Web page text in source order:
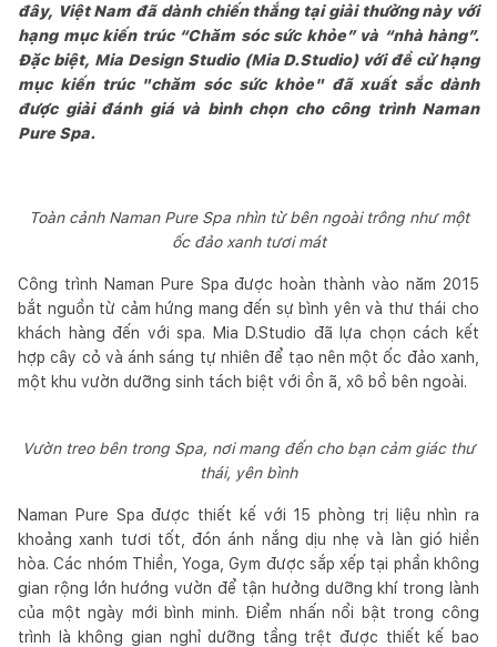
đây, Việt Nam đã dành chiến thắng tại giải thưởng này với
hạng mục kiến trúc “Chăm sóc sức khỏe” và “nhà hàng”.
Đặc biệt, Mia Design Studio (Mia D.Studio) với đề cử hạng
mục kiến trúc "chăm sóc sức khỏe" đã xuất sắc dành
được giải đánh giá và bình chọn cho công trình Naman
Pure Spa.
Toàn cảnh Naman Pure Spa nhìn từ bên ngoài trông như một
ốc đảo xanh tươi mát
Công trình Naman Pure Spa được hoàn thành vào năm 2015
bắt nguồn từ cảm hứng mang đến sự bình yên và thư thái cho
khách hàng đến với spa. Mia D.Studio đã lựa chọn cách kết
hợp cây cỏ và ánh sáng tự nhiên để tạo nên một ốc đảo xanh,
một khu vườn dưỡng sinh tách biệt với ồn ã, xô bồ bên ngoài.
Vườn treo bên trong Spa, nơi mang đến cho bạn cảm giác thư
thái, yên bình
Naman Pure Spa được thiết kế với 15 phòng trị liệu nhìn ra
khoảng xanh tươi tốt, đón ánh nắng dịu nhẹ và làn gió hiền
hòa. Các nhóm Thiền, Yoga, Gym được sắp xếp tại phần không
gian rộng lớn hướng vườn để tận hưởng dưỡng khí trong lành
của một ngày mới bình minh. Điểm nhấn nổi bật trong công
trình là không gian nghỉ dưỡng tầng trệt được thiết kế bao